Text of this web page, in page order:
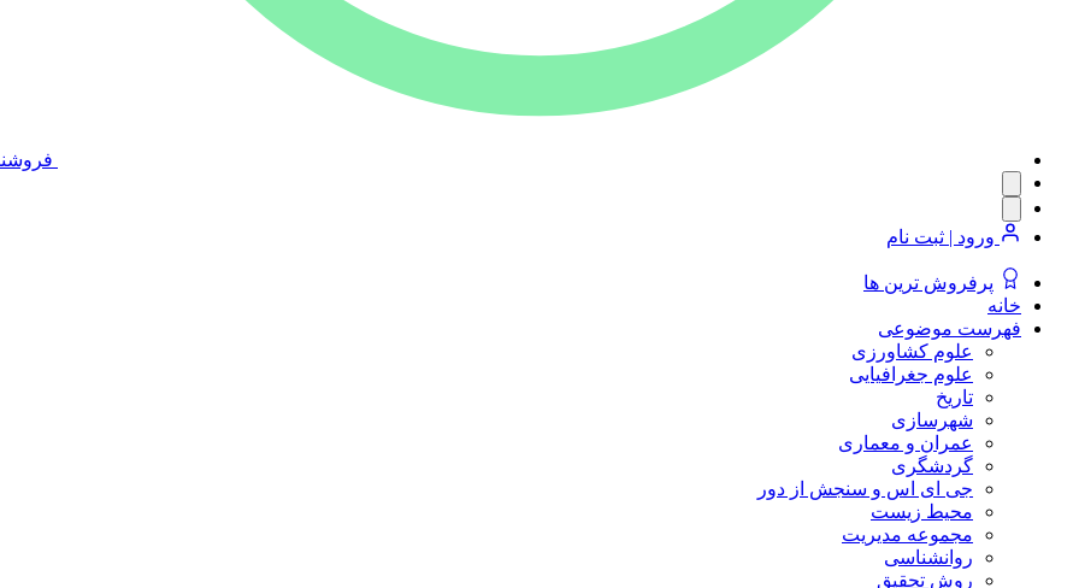
ورود | ثبت نام
پرفروش ترین ها
خانه
فهرست موضوعی
علوم کشاورزی
علوم جغرافیایی
تاریخ
شهرسازی
عمران و معماری
گردشگری
جی ای اس و سنجش از دور
محیط زیست
مجموعه مدیریت
روانشناسی
روش تحقیق